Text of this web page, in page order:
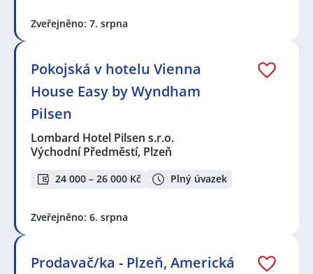
Zveřejněno: 7. srpna
Pokojská v hotelu Vienna
House Easy by Wyndham
Pilsen
Lombard Hotel Pilsen s.r.o.
Východní Předměstí, Plzeň
24 000 – 26 000 Kč Plný úvazek
Zveřejněno: 6. srpna
Prodavač/ka - Plzeň, Americká